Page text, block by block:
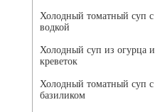
Холодный томатный суп с
водкой
Холодный суп из огурца и
креветок
Холодный томатный суп с
базиликом